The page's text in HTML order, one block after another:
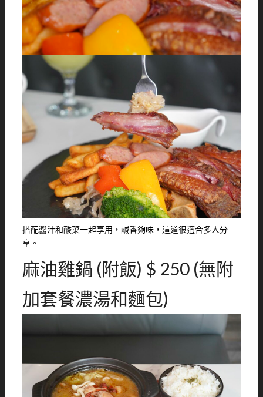
搭配醬汁和酸菜一起享用，鹹香夠味，這道很適合多人分
享。
麻油雞鍋 (附飯) $ 250 (無附
加套餐濃湯和麵包)